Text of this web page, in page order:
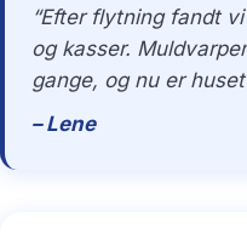
“Efter flytning fandt
og kasser.
gange, og nu er
– Lene